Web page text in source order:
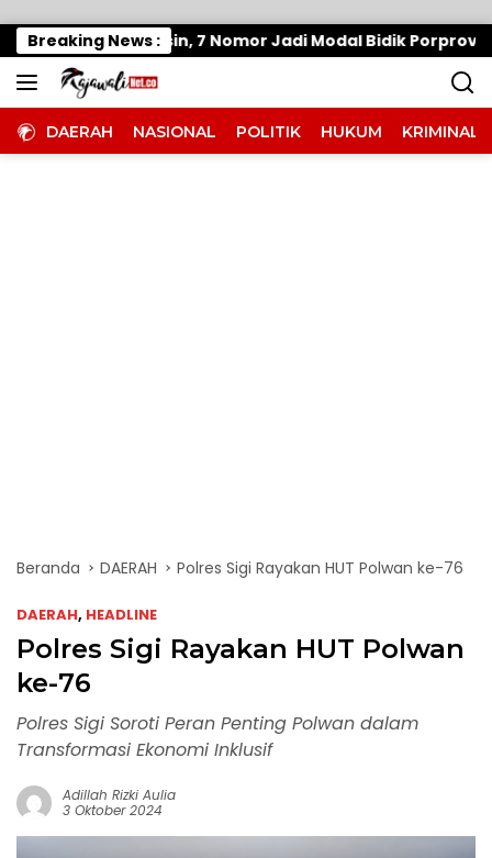
Breaking News :
Mesin, 7 Nomor Jadi Modal Bidik Porprov X
DAERAH NASIONAL POLITIK HUKUM KRIMINAL
Beranda DAERAH Polres Sigi Rayakan HUT Polwan ke-76
DAERAH, HEADLINE
Polres Sigi Rayakan HUT Polwan
ke-76
Polres Sigi Soroti Peran Penting Polwan dalam
Transformasi Ekonomi Inklusif
Adillah Rizki Aulia
3 Oktober 2024